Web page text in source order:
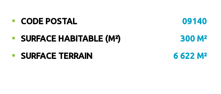
Caractérisque Valeurs
CODE POSTAL
09140
SURFACE HABITABLE (M²)
300 M²
SURFACE TERRAIN
6 622 M²